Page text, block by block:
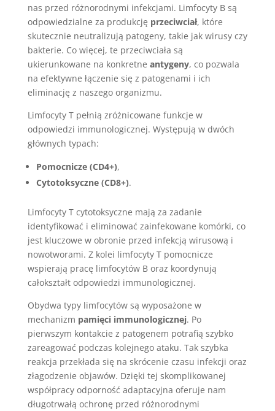
nas przed różnorodnymi infekcjami. Limfocyty B są
odpowiedzialne za produkcję przeciwciał, które
skutecznie neutralizują patogeny, takie jak wirusy czy
bakterie. Co więcej, te przeciwciała są
ukierunkowane na konkretne antygeny, co pozwala
na efektywne łączenie się z patogenami i ich
eliminację z naszego organizmu.
Limfocyty T pełnią zróżnicowane funkcje w
odpowiedzi immunologicznej. Występują w dwóch
głównych typach:
Pomocnicze (CD4+),
Cytotoksyczne (CD8+).
Limfocyty T cytotoksyczne mają za zadanie
identyfikować i eliminować zainfekowane komórki, co
jest kluczowe w obronie przed infekcją wirusową i
nowotworami. Z kolei limfocyty T pomocnicze
wspierają pracę limfocytów B oraz koordynują
całokształt odpowiedzi immunologicznej.
Obydwa typy limfocytów są wyposażone w
mechanizm pamięci immunologicznej. Po
pierwszym kontakcie z patogenem potrafią szybko
zareagować podczas kolejnego ataku. Tak szybka
reakcja przekłada się na skrócenie czasu infekcji oraz
złagodzenie objawów. Dzięki tej skomplikowanej
współpracy odporność adaptacyjna oferuje nam
długotrwałą ochronę przed różnorodnymi